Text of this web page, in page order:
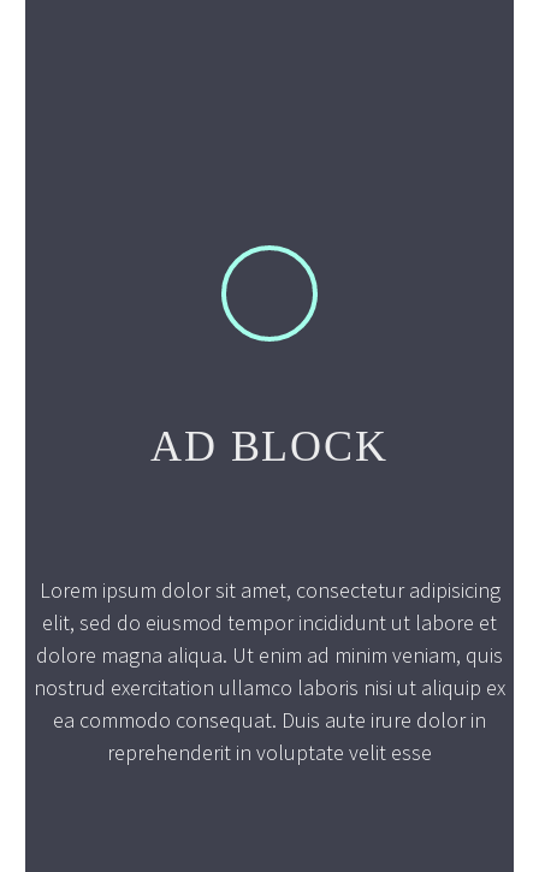
AD BLOCK
Lorem ipsum dolor sit amet, consectetur adipisicing
elit, sed do eiusmod tempor incididunt ut labore et
dolore magna aliqua. Ut enim ad minim veniam, quis
nostrud exercitation ullamco laboris nisi ut aliquip ex
ea commodo consequat. Duis aute irure dolor in
reprehenderit in voluptate velit esse